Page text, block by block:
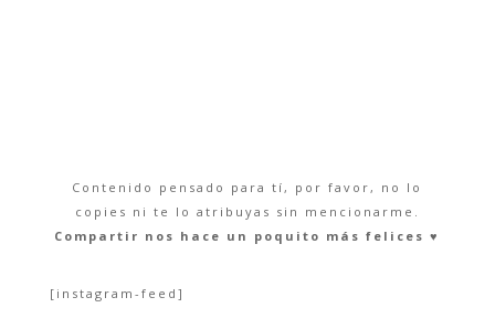
Contenido pensado para tí, por favor, no lo
copies ni te lo atribuyas sin mencionarme.
Compartir nos hace un poquito más felices ♥︎
[instagram-feed]